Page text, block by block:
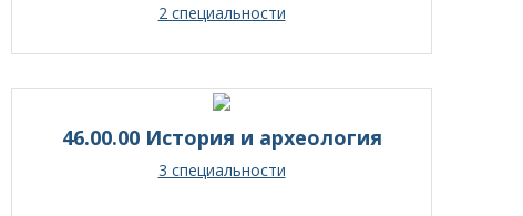
2 специальности
46.00.00 История и археология
3 специальности